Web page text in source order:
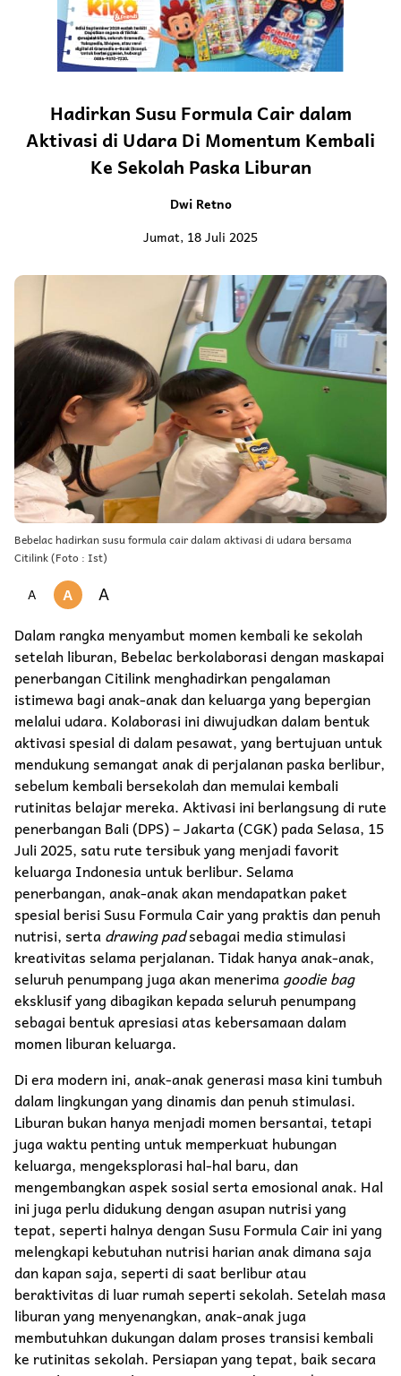
Hadirkan Susu Formula Cair dalam
Aktivasi di Udara Di Momentum Kembali
Ke Sekolah Paska Liburan
Dwi Retno
Jumat, 18 Juli 2025
Bebelac hadirkan susu formula cair dalam aktivasi di udara bersama
Citilink (Foto : Ist)
A A A
Dalam rangka menyambut momen kembali ke sekolah
setelah liburan, Bebelac berkolaborasi dengan maskapai
penerbangan Citilink menghadirkan pengalaman
istimewa bagi anak-anak dan keluarga yang bepergian
melalui udara. Kolaborasi ini diwujudkan dalam bentuk
aktivasi spesial di dalam pesawat, yang bertujuan untuk
mendukung semangat anak di perjalanan paska berlibur,
sebelum kembali bersekolah dan memulai kembali
rutinitas belajar mereka. Aktivasi ini berlangsung di rute
penerbangan Bali (DPS) – Jakarta (CGK) pada Selasa, 15
Juli 2025, satu rute tersibuk yang menjadi favorit
keluarga Indonesia untuk berlibur. Selama
penerbangan, anak-anak akan mendapatkan paket
spesial berisi Susu Formula Cair yang praktis dan penuh
nutrisi, sertadrawing padsebagai media stimulasi
kreativitas selama perjalanan. Tidak hanya anak-anak,
seluruh penumpang juga akan menerimagoodie bag
eksklusif yang dibagikan kepada seluruh penumpang
sebagai bentuk apresiasi atas kebersamaan dalam
momen liburan keluarga.
Di era modern ini, anak-anak generasi masa kini tumbuh
dalam lingkungan yang dinamis dan penuh stimulasi.
Liburan bukan hanya menjadi momen bersantai, tetapi
juga waktu penting untuk memperkuat hubungan
keluarga, mengeksplorasi hal-hal baru, dan
mengembangkan aspek sosial serta emosional anak. Hal
ini juga perlu didukung dengan asupan nutrisi yang
tepat, seperti halnya dengan Susu Formula Cair ini yang
melengkapi kebutuhan nutrisi harian anak dimana saja
dan kapan saja, seperti di saat berlibur atau
beraktivitas di luar rumah seperti sekolah. Setelah masa
liburan yang menyenangkan, anak-anak juga
membutuhkan dukungan dalam proses transisi kembali
ke rutinitas sekolah. Persiapan yang tepat, baik secara